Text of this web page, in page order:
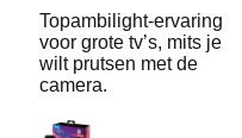
Topambilight-ervaring
voor grote tv’s, mits je
wilt prutsen met de
camera.